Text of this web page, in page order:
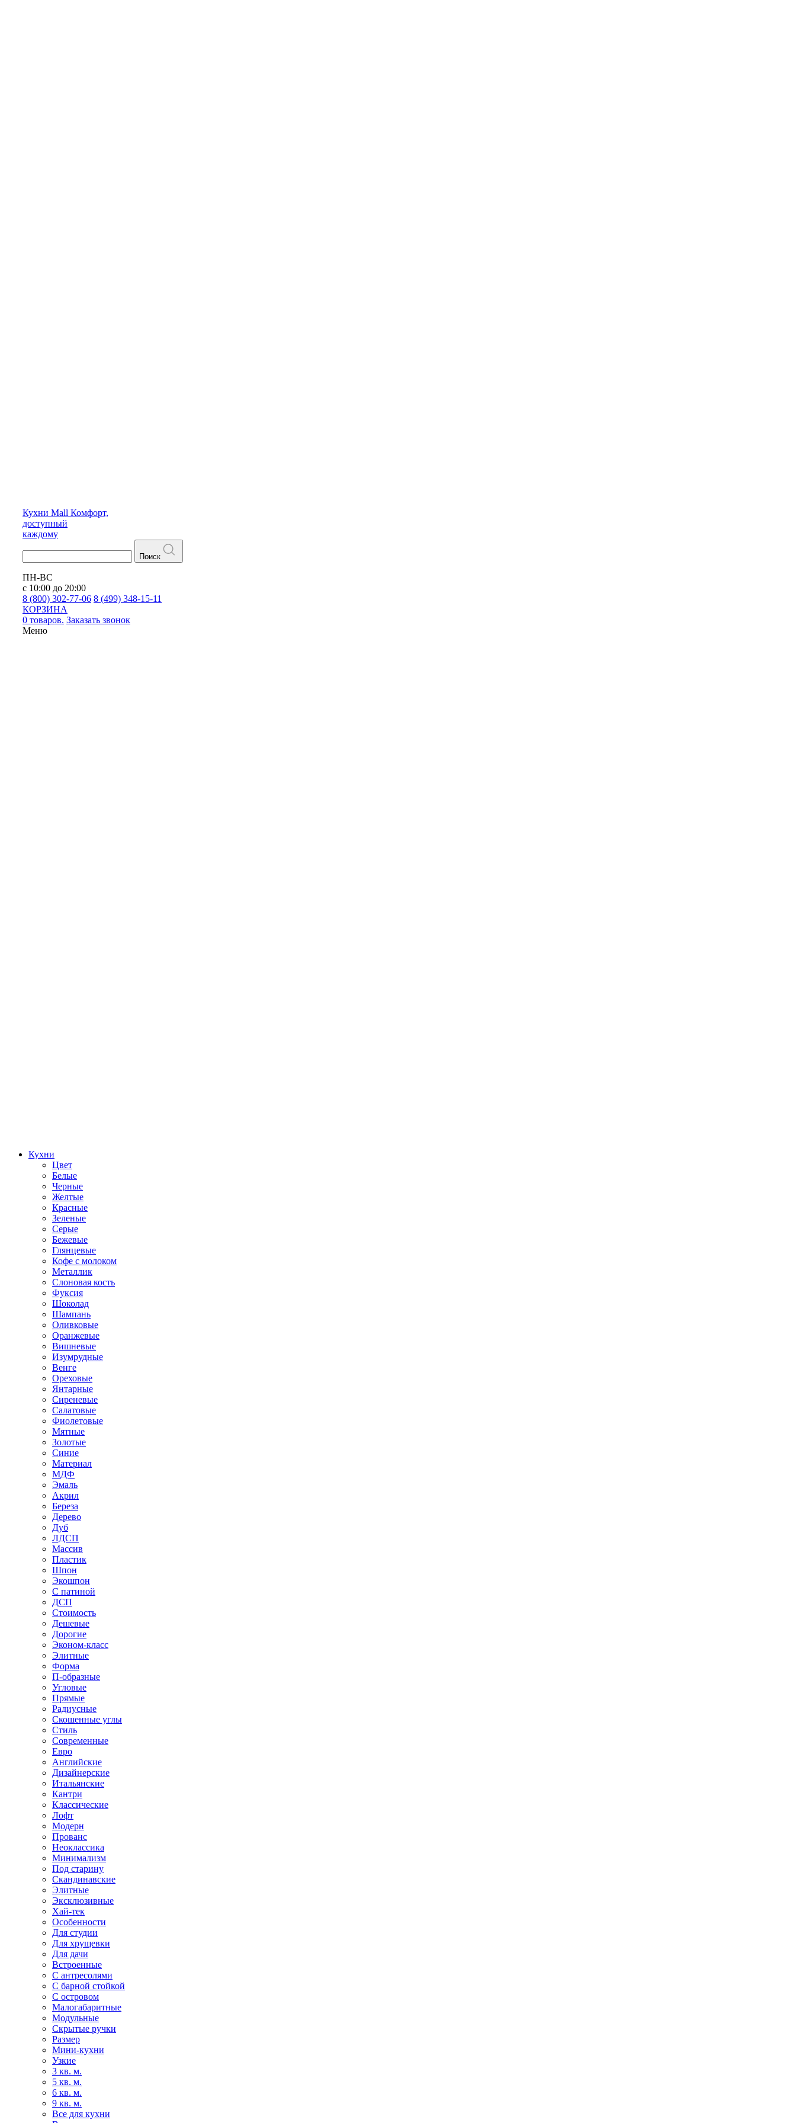
Кухни Mall Комфорт,
доступный
каждому
Поиск
ПН-ВС
с 10:00 до 20:00
8 (800) 302-77-06 8 (499) 348-15-11
КОРЗИНА
0 товаров. Заказать звонок
Меню
Кухни
Цвет
Белые
Черные
Желтые
Красные
Зеленые
Серые
Бежевые
Глянцевые
Кофе с молоком
Металлик
Слоновая кость
Фуксия
Шоколад
Шампань
Оливковые
Оранжевые
Вишневые
Изумрудные
Венге
Ореховые
Янтарные
Сиреневые
Салатовые
Фиолетовые
Мятные
Золотые
Синие
Материал
МДФ
Эмаль
Акрил
Береза
Дерево
Дуб
ЛДСП
Массив
Пластик
Шпон
Экошпон
С патиной
ДСП
Стоимость
Дешевые
Дорогие
Эконом-класс
Элитные
Форма
П-образные
Угловые
Прямые
Радиусные
Скошенные углы
Стиль
Современные
Евро
Английские
Дизайнерские
Итальянские
Кантри
Классические
Лофт
Модерн
Прованс
Неоклассика
Минимализм
Под старину
Скандинавские
Элитные
Эксклюзивные
Хай-тек
Особенности
Для студии
Для хрущевки
Для дачи
Встроенные
С антресолями
С барной стойкой
С островом
Малогабаритные
Модульные
Скрытые ручки
Размер
Мини-кухни
Узкие
3 кв. м.
5 кв. м.
6 кв. м.
9 кв. м.
Все для кухни